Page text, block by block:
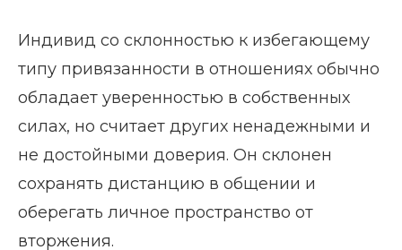
Индивид со склонностью к избегающему
типу привязанности в отношениях обычно
обладает уверенностью в собственных
силах, но считает других ненадежными и
не достойными доверия. Он склонен
сохранять дистанцию в общении и
оберегать личное пространство от
вторжения.